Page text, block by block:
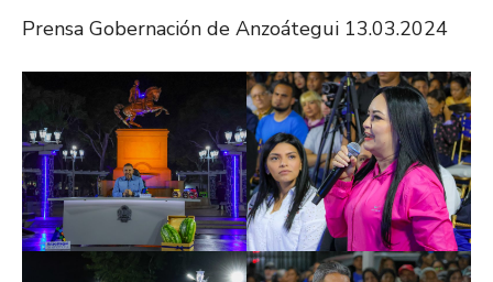
Prensa Gobernación de Anzoátegui 13.03.2024